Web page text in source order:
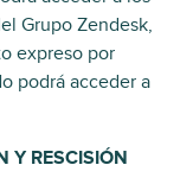
Grupo Zendesk,
expreso por
podrá acceder a
Y RESCISIÓN